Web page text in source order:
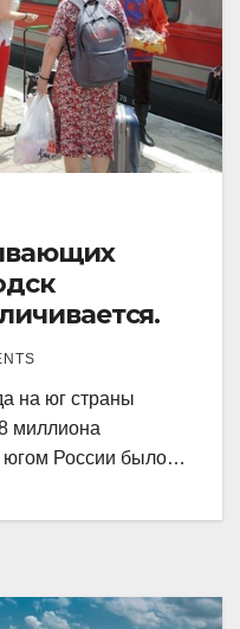
на юг страны
миллиона
югом России было…